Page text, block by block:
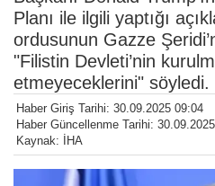
Planı ile ilgili yaptığı
ordusunun Gazze
"Filistin Devleti’nin
etmeyeceklerini" söyledi.
Haber Giriş Tarihi: 30.09.2025 09:04
Haber Güncellenme Tarihi:
Kaynak: İHA